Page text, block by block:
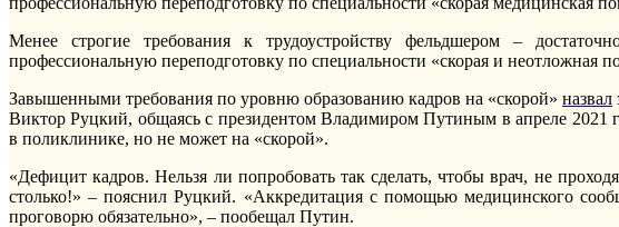
Менее строгие требования к трудоустройству фельдшером –
профессиональную переподготовку по специальности «скорая и неотложная
Завышенными требования по уровню образованию кадров на «скорой» назвал
Виктор Руцкий, общаясь с президентом Владимиром Путиным в апреле 2021
в поликлинике, но не может на «скорой».
«Дефицит кадров. Нельзя ли попробовать так сделать, чтобы врач, не
столько!» – пояснил Руцкий. «Аккредитация с помощью медицинского
проговорю обязательно», – пообещал Путин.